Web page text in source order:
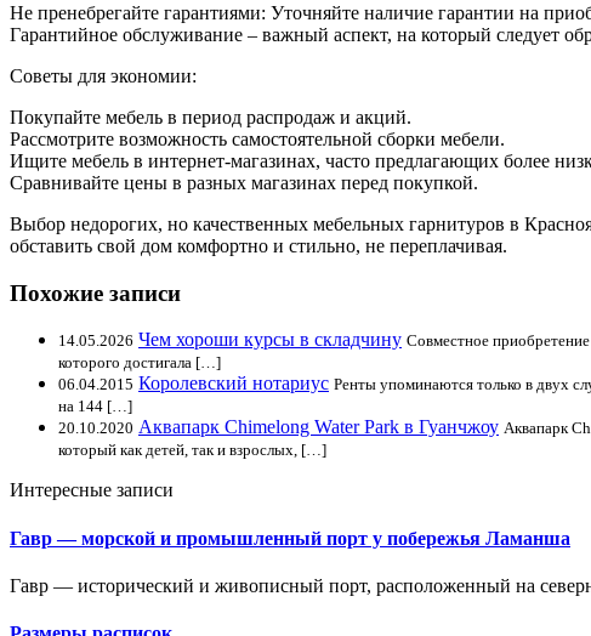
Не пренебрегайте гарантиями: Уточняйте наличие гарантии на
Гарантийное обслуживание – важный аспект, на который следует
Советы для экономии:
Покупайте мебель в период распродаж и акций.
Рассмотрите возможность самостоятельной сборки мебели.
Ищите мебель в интернет-магазинах, часто предлагающих более
Сравнивайте цены в разных магазинах перед покупкой.
Выбор недорогих, но качественных мебельных гарнитуров в
обставить свой дом комфортно и стильно, не переплачивая.
Похожие записи
14.05.2026 Чем хороши курсы в складчину Совместное
которого достигала […]
06.04.2015 Королевский нотариус Ренты упоминаются только в двух
на 144 […]
20.10.2020 Аквапарк Chimelong Water Park в Гуанчжоу Аквапарк
который как детей, так и взрослых, […]
Интересные записи
Гавр — морской и промышленный порт у побережья Ламанша
Гавр — исторический и живописный порт, расположенный на